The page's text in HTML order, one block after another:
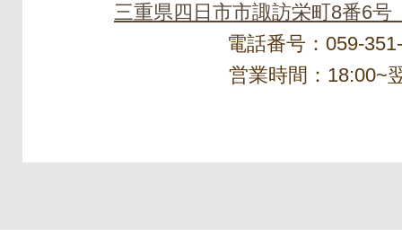
三重県四日市市諏訪栄町8番6
電話番号：059-
営業時間：18:00~